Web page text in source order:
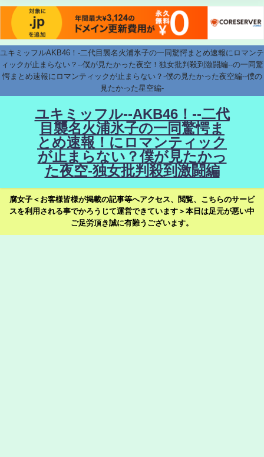
ユキミッフルAKB46！-二代目襲名火浦氷子の一同驚愕まとめ速報にロマンテ
ィックが止まらない？--僕が見たかった夜空！独女批判殺到激闘編--の一同驚
愕まとめ速報にロマンティックが止まらない？-僕の見たかった夜空編--僕の
見たかった星空編-
ユキミッフル--AKB46！--二代
目襲名火浦氷子の一同驚愕ま
とめ速報！にロマンティック
が止まらない？僕が見たかっ
た夜空-独女批判殺到激闘編
腐女子＜お客様皆様が掲載の記事等へアクセス、閲覧、こちらのサービ
スを利用される事でかろうじて運営できています＞本日は足元が悪い中
ご足労頂き誠に有難うございます。